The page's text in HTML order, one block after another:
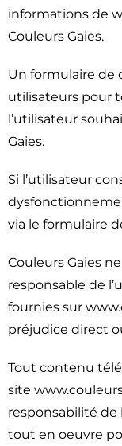
informations de
Couleurs Gaies.
Un formulaire de
utilisateurs pour
l’utilisateur
Gaies.
Si l’utilisateur
via le formulaire
Couleurs Gaies
responsable de
fournies sur
préjudice direct
Tout contenu
site
responsabilité de
tout en oeuvre